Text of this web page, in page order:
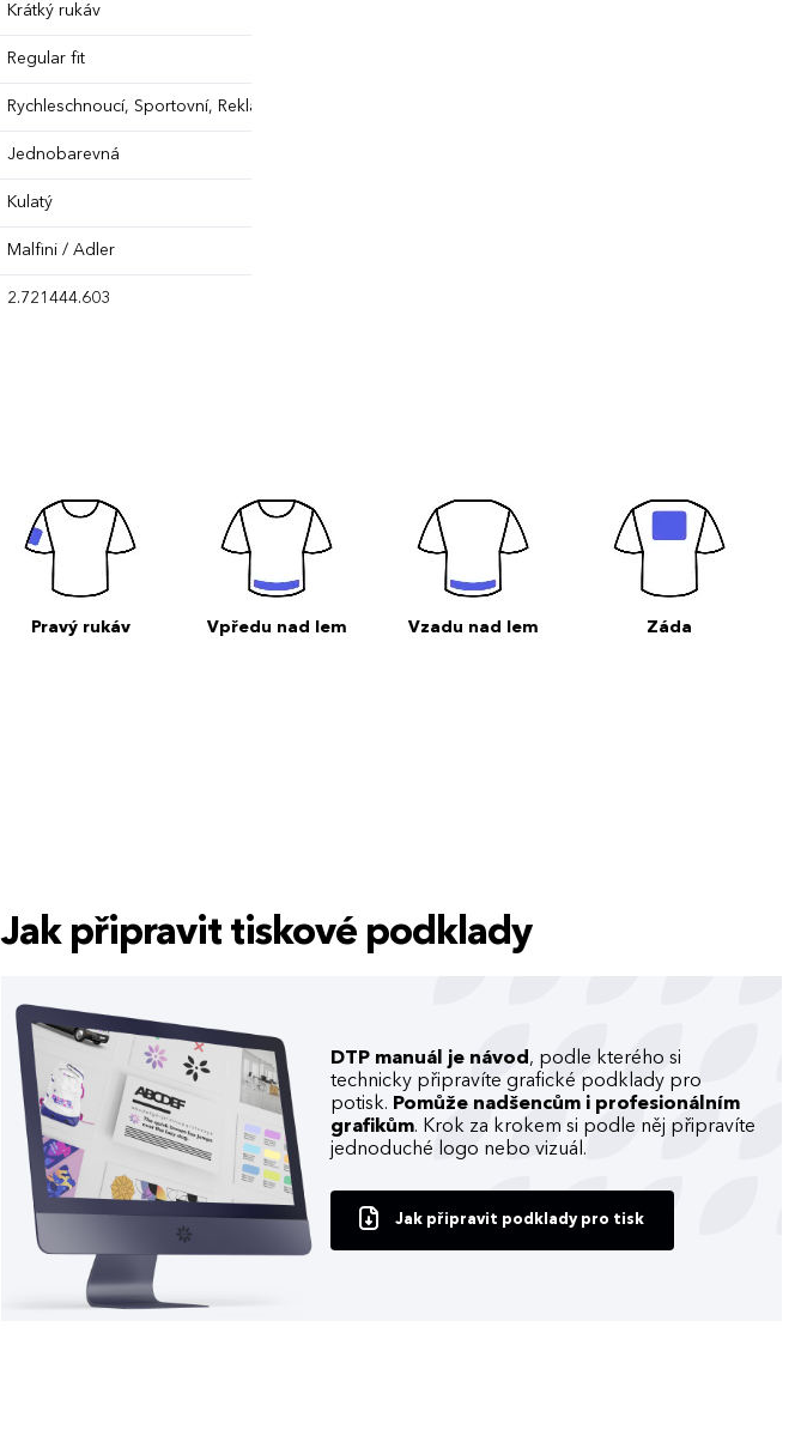
Krátký rukáv
Regular fit
Rychleschnoucí, Sportovní, Reklamní, Funkční
Jednobarevná
Kulatý
Malfini / Adler
2.721444.603
Pravý rukáv Vpředu nad lem Vzadu nad lem Záda
Jak připravit tiskové podklady
DTP manuál je návod , podle kterého si
technicky připravíte grafické podklady pro
potisk. Pomůže nadšencům i profesionálním
grafikům. Krok za krokem si podle něj připravíte
jednoduché logo nebo vizuál.
Jak připravit podklady pro tisk